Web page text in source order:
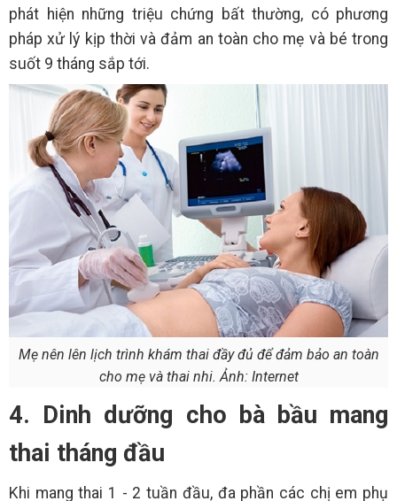
phát hiện những triệu chứng bất thường, có phương
pháp xử lý kịp thời và đảm an toàn cho mẹ và bé trong
suốt 9 tháng sắp tới.
Mẹ nên lên lịch trình khám thai đầy đủ để đảm bảo an toàn
cho mẹ và thai nhi. Ảnh: Internet
4. Dinh dưỡng cho bà bầu mang
thai tháng đầu
Khi mang thai 1 - 2 tuần đầu, đa phần các chị em phụ